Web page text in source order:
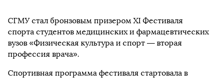
СГМУ стал бронзовым призером ХI Фестиваля
спорта студентов медицинских и фармацевтических
вузов «Физическая культура и спорт — вторая
профессия врача».
Спортивная программа фестиваля стартовала в